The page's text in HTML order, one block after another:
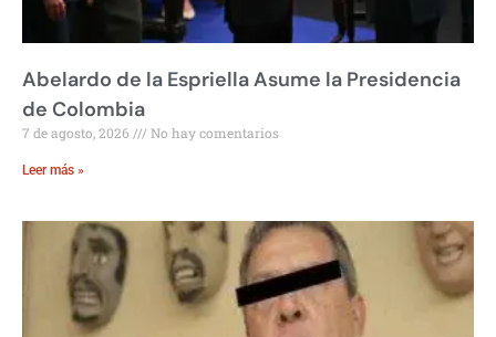
Abelardo de la Espriella Asume la Presidencia
de Colombia
7 de agosto, 2026 No hay comentarios
Leer más »